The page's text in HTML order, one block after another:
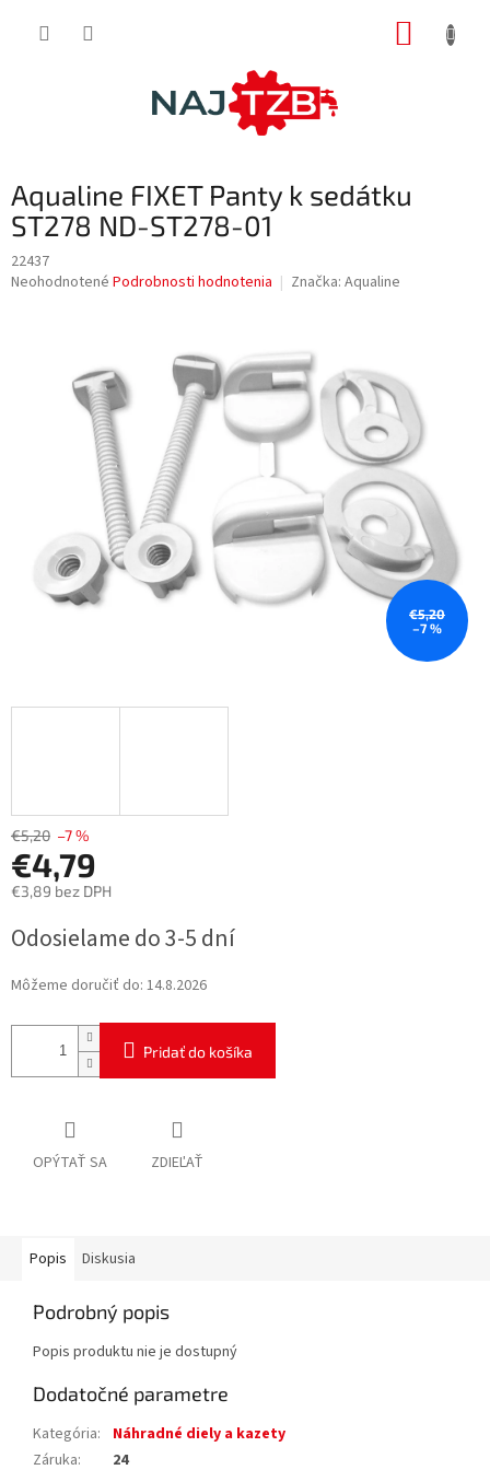
Aqualine FIXET Panty k sedátku
ST278 ND-ST278-01
22437
Priemerné
Neohodnotené Podrobnosti hodnotenia Značka: Aqualine
€5,20
–7 %
€5,20 –7 %
€4,79
€3,89 bez DPH
cena:
Odosielame do 3-5 dní
Môžeme doručiť do: 14.8.2026
Pridať do košíka
OPÝTAŤ SA ZDIEĽAŤ
Popis Diskusia
Podrobný popis
Popis produktu nie je dostupný
Dodatočné parametre
Kategória:
Náhradné diely a kazety
Záruka: 24